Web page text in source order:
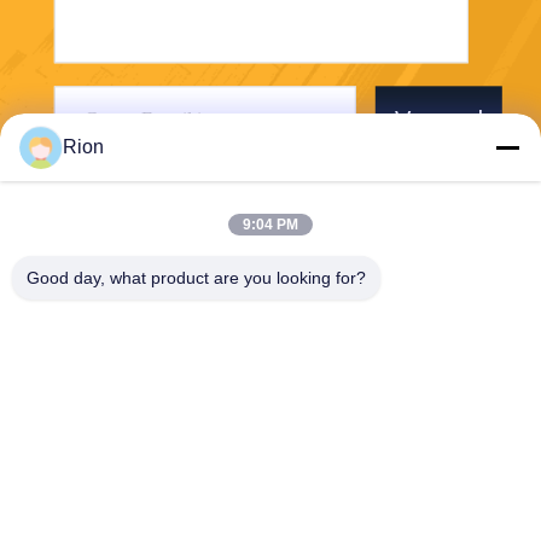
Verzend
Rion
9:04 PM
Good day, what product are you looking for?